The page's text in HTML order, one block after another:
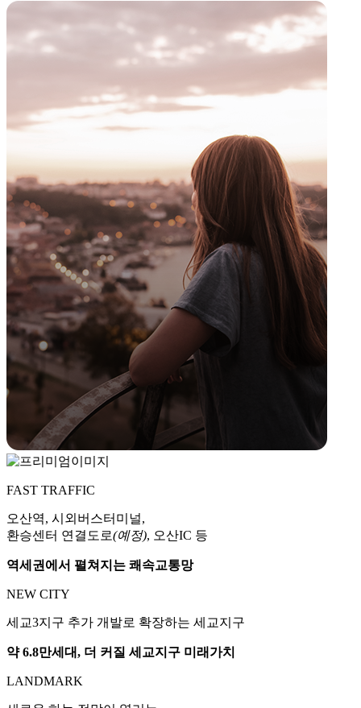
FAST TRAFFIC
오산역, 시외버스터미널,
환승센터 연결도로(예정), 오산IC 등
역세권에서 펼쳐지는 쾌속교통망
NEW CITY
세교3지구 추가 개발로 확장하는 세교지구
약 6.8만세대, 더 커질 세교지구 미래가치
LANDMARK